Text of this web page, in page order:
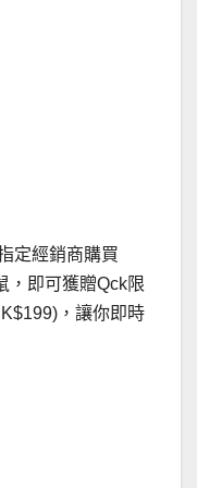
定經銷商購買
，即可獲贈Qck限
，讓你即時